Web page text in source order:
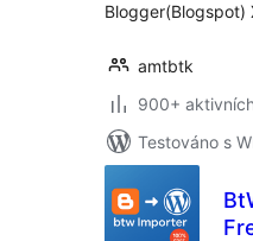
Blogger(Blogspot)
amtbtk
900+
Testováno s